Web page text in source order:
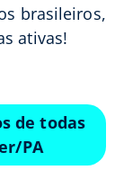
brasileiros,
ativas!
de todas
PA